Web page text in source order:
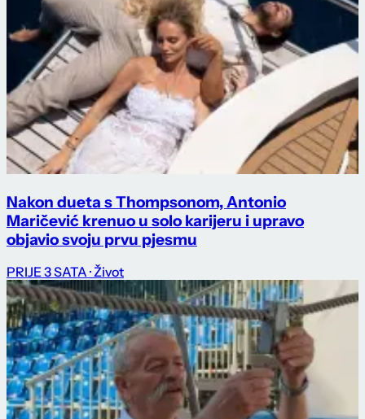
Nakon dueta s Thompsonom, Antonio
Maričević krenuo u solo karijeru i upravo
objavio svoju prvu pjesmu
PRIJE 3 SATA · Život